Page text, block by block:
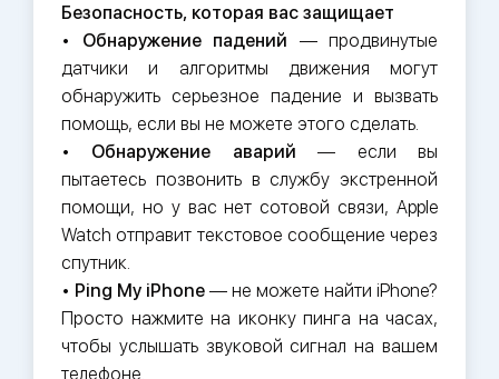
Безопасность, которая вас защищает
• Обнаружение падений — продвинутые
датчики и алгоритмы движения могут
обнаружить серьезное падение и вызвать
помощь, если вы не можете этого сделать.
• Обнаружение аварий — если вы
пытаетесь позвонить в службу экстренной
помощи, но у вас нет сотовой связи, Apple
Watch отправит текстовое сообщение через
спутник.
• Ping My iPhone — не можете найти iPhone?
Просто нажмите на иконку пинга на часах,
чтобы услышать звуковой сигнал на вашем
телефоне.